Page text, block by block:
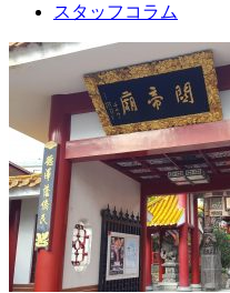
スタッフコラム